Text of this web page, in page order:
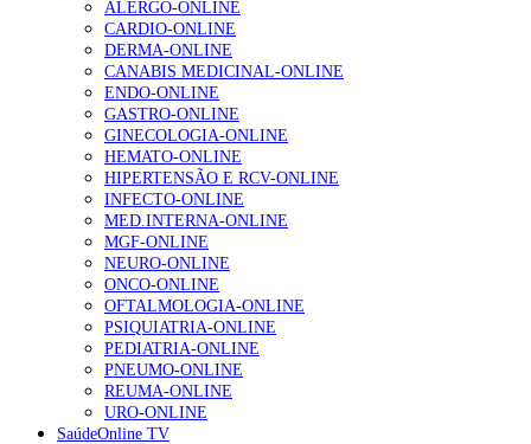
202 visualizações
Alguns milhares de utentes podem ficar sem médico de
família com nova regras do registo, alerta associação
175 visualizações
Quase quatro em cada dez doentes com enfarte
apresentavam níveis elevados de Lp(a), revela estudo
86 visualizações
“Os programas de rastreio do cancro do pulmão são
custo-efetivos e representam um investimento
sustentável para os sistemas de saúde”
66 visualizações
ALERGO-ONLINE
CARDIO-ONLINE
DERMA-ONLINE
CANABIS MEDICINAL-ONLINE
ENDO-ONLINE
GASTRO-ONLINE
GINECOLOGIA-ONLINE
HEMATO-ONLINE
HIPERTENSÃO E RCV-ONLINE
INFECTO-ONLINE
MED.INTERNA-ONLINE
MGF-ONLINE
NEURO-ONLINE
ONCO-ONLINE
OFTALMOLOGIA-ONLINE
PSIQUIATRIA-ONLINE
PEDIATRIA-ONLINE
PNEUMO-ONLINE
REUMA-ONLINE
URO-ONLINE
SaúdeOnline TV